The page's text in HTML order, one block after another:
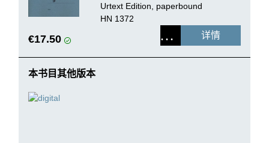
Urtext Edition, paperbound
HN 1372
€17.50 详情
本书目其他版本